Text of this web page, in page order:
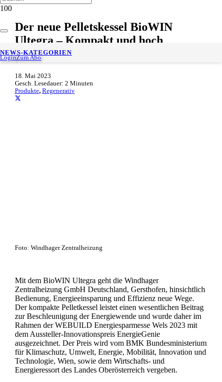
LoginZum Abo
NEWS-KATEGORIEN
Der neue Pelletskessel BioWIN
Ultegra – Kompakt und hoch
digitalisiert
18. Mai 2023
Gesch. Lesedauer: 2 Minuten
Produkte, Regenerativ
Foto: Windhager Zentralheizung
Mit dem BioWIN Ultegra geht die Windhager
Zentralheizung GmbH Deutschland, Gersthofen, hinsichtlich
Bedienung, Energieeinsparung und Effizienz neue Wege.
Der kompakte Pelletkessel leistet einen wesentlichen Beitrag
zur Beschleunigung der Energiewende und wurde daher im
Rahmen der WEBUILD Energiesparmesse Wels 2023 mit
dem Aussteller-Innovationspreis EnergieGenie
ausgezeichnet. Der Preis wird vom BMK Bundesministerium
für Klimaschutz, Umwelt, Energie, Mobilität, Innovation und
Technologie, Wien, sowie dem Wirtschafts- und
Energieressort des Landes Oberösterreich vergeben.